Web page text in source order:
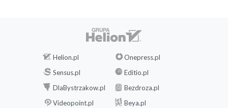
Muzeum Narodowe
Opera Narodowa
Grünerlkka
Półwysep Bygdy
Oslo wczoraj i dziś
Helion.pl
Onepress.pl
Sensus.pl
Editio.pl
DlaBystrzakow.pl
Bezdroza.pl
Videopoint.pl
Beya.pl